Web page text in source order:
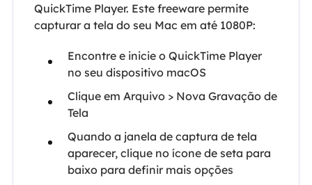
QuickTime Player. Este freeware permite
capturar a tela do seu Mac em até 1080P:
Encontre e inicie o QuickTime Player
no seu dispositivo macOS
Clique em Arquivo > Nova Gravação de
Tela
Quando a janela de captura de tela
aparecer, clique no ícone de seta para
baixo para definir mais opções